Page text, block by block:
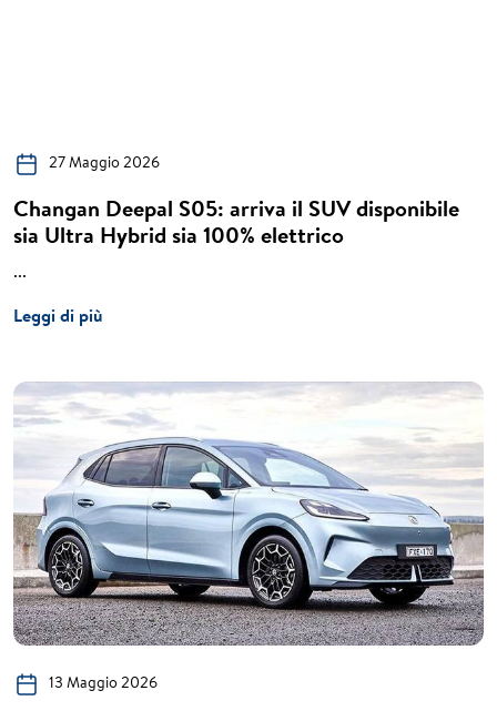
27 Maggio 2026
Changan Deepal S05: arriva il SUV disponibile
sia Ultra Hybrid sia 100% elettrico
...
Leggi di più
13 Maggio 2026